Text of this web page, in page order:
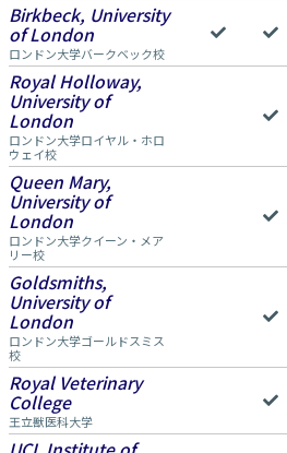
Birkbeck, University
of London
ロンドン大学バークベック校
Royal Holloway,
University of
London
ロンドン大学ロイヤル・ホロ
ウェイ校
Queen Mary,
University of
London
ロンドン大学クイーン・メア
リー校
Goldsmiths,
University of
London
ロンドン大学ゴールドスミス
校
Royal Veterinary
College
王立獣医科大学